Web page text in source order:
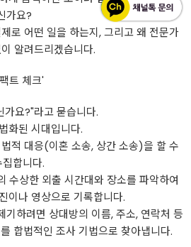
가요?
로 어떤 일을 하는지, 그리고 왜 전문가
알려드리겠습니다.
트 체크'
요?"라고 묻습니다.
화된 시대입니다.
적 대응(이혼 소송, 상간 소송)을 할 수
합니다.
수상한 외출 시간대와 장소를 파악하여
이나 영상으로 기록합니다.
기하려면 상대방의 이름, 주소, 연락처 등
합법적인 조사 기법으로 찾아냅니다.